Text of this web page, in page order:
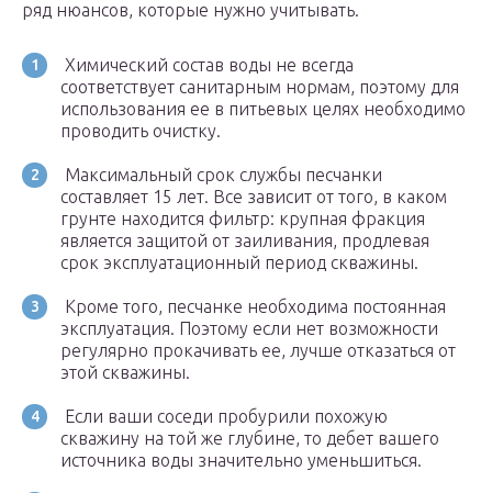
ряд нюансов, которые нужно учитывать.
​ Химический состав воды не всегда
соответствует санитарным нормам, поэтому для
использования ее в питьевых целях необходимо
проводить очистку.
​ Максимальный срок службы песчанки
составляет 15 лет. Все зависит от того, в каком
грунте находится фильтр: крупная фракция
является защитой от заиливания, продлевая
срок эксплуатационный период скважины.
​ Кроме того, песчанке необходима постоянная
эксплуатация. Поэтому если нет возможности
регулярно прокачивать ее, лучше отказаться от
этой скважины.
​ Если ваши соседи пробурили похожую
скважину на той же глубине, то дебет вашего
источника воды значительно уменьшиться.